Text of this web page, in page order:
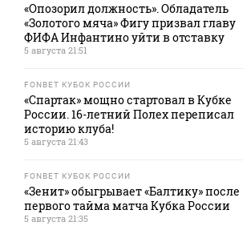
«Опозорил должность». Обладатель
«Золотого мяча» Фигу призвал главу
ФИФА Инфантино уйти в отставку
5 августа 21:51
FONBET КУБОК РОССИИ
«Спартак» мощно стартовал в Кубке
России. 16-летний Полех переписал
историю клуба!
5 августа 21:43
FONBET КУБОК РОССИИ
«Зенит» обыгрывает «Балтику» после
первого тайма матча Кубка России
5 августа 21:35